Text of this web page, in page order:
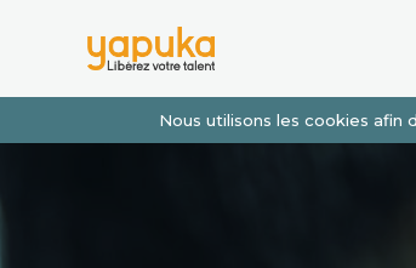
Nous utilisons les cookies